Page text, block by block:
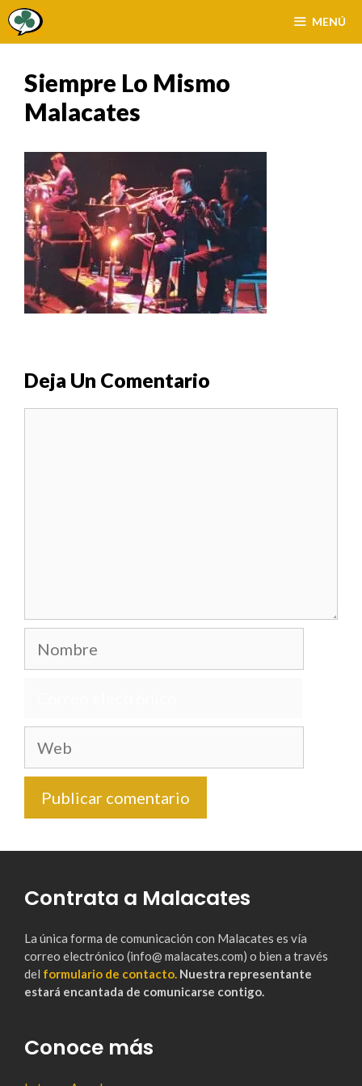
Saltar
MENÚ
Siempre Lo Mismo
Malacates
Deja Un Comentario
Nombre
Web
Contrata a Malacates
La única forma de comunicación con Malacates es vía
correo electrónico (info@ malacates.com) o bien a través
del formulario de contacto. Nuestra representante
estará encantada de comunicarse contigo.
Conoce más